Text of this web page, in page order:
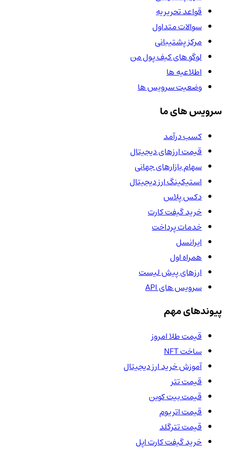
قواعد تحریریه
سوالات متداول
مرکز پشتیبانی
لوگو های کیف پول من
اطلاعیه ها
وضعیت سرویس ها
سرویس های ما
کسب درآمد
قیمت ارزهای دیجیتال
سهام بازارهای جهانی
استیکینگ ارز دیجیتال
دکس پلاس
خرید گیفت کارت
خدمات پرداخت
ایرانسل
همراه اول
ارزهای پیش لیست
سرویس های API
پیوندهای مهم
قیمت طلا امروز
ساخت NFT
آموزش خرید ارز دیجیتال
قیمت تتر
قیمت بیت کوین
قیمت اتریوم
قیمت تترگلد
خرید گیفت کارت اپل